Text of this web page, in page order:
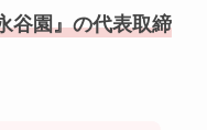
谷園』の代表取締